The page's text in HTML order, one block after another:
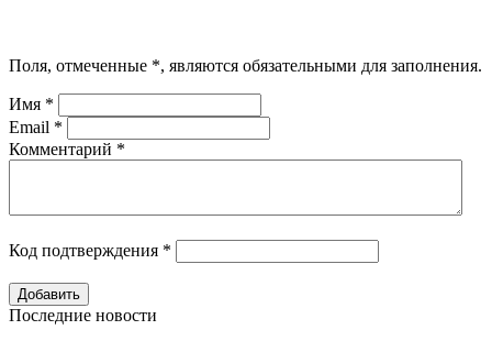
Поля, отмеченные *, являются обязательными для заполнения.
Имя *
Email *
Комментарий *
Код подтверждения *
Последние новости